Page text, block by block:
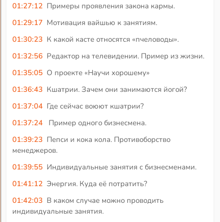
01:27:12 Примеры проявления закона кармы.
01:29:17 Мотивация вайшью к занятиям.
01:30:23 К какой касте относятся «пчеловоды».
01:32:56 Редактор на телевидении. Пример из жизни.
01:35:05 О проекте «Научи хорошему»
01:36:43 Кшатрии. Зачем они занимаются йогой?
01:37:04 Где сейчас воюют кшатрии?
01:37:24
Пример одного бизнесмена.
01:39:23 Пепси и кока кола. Противоборство
менеджеров.
01:39:55 Индивидуальные занятия с бизнесменами.
01:41:12 Энергия. Куда её потратить?
01:42:03 В каком случае можно проводить
индивидуальные занятия.